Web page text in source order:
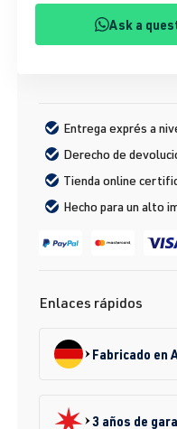
Ask a
Entrega exprés a
Derecho de
Tienda online
Hecho para un alto
Enlaces rápidos
Fabricado en
3 años de